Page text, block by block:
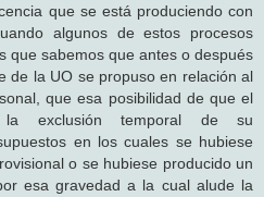
que se está produciendo con
algunos de estos procesos
que sabemos que antes o después
de la UO se propuso en relación al
que esa posibilidad de que el
la exclusión temporal de su
en los cuales se hubiese
o se hubiese producido un
esa gravedad a la cual alude la